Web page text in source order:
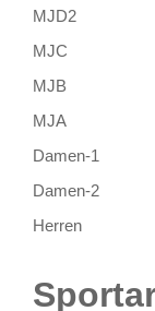
MJD2
MJC
MJB
MJA
Damen-1
Damen-2
Herren